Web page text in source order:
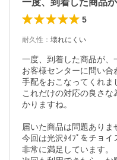
5
耐久性 ： 壊れにくい
一度、到着した商品が
お客様センターに問い
手配をおこなってくれま
これだけの対応の良さ
かりますね。
届いた商品は問題ありま
今回は光沢ﾀｲﾌﾟをチョイ
非常に満足しています。